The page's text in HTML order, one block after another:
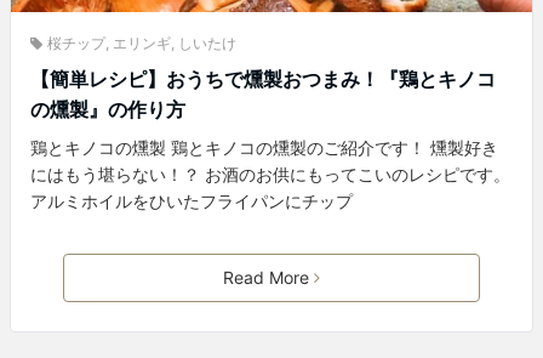
桜チップ, エリンギ, しいたけ
【簡単レシピ】おうちで燻製おつまみ！『鶏とキノコ
の燻製』の作り方
鶏とキノコの燻製 鶏とキノコの燻製のご紹介です！ 燻製好き
にはもう堪らない！？ お酒のお供にもってこいのレシピです。
アルミホイルをひいたフライパンにチップ
Read More